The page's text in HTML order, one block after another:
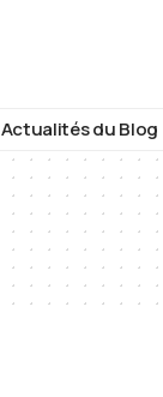
Actualités du Blog